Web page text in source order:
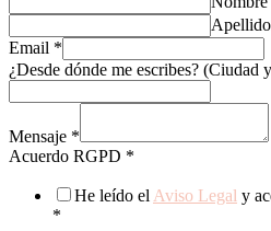
Email *
¿Desde dónde me escribes? (Ciudad
Mensaje *
Acuerdo RGPD *
He leído el Aviso Legal y
*